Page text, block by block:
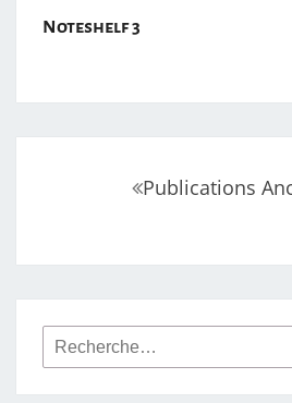
Noteshelf 3
Publications
Rechercher :